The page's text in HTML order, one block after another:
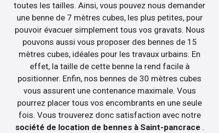
toutes les tailles. Ainsi, vous pouvez nous demander
une benne de 7 mètres cubes, les plus petites, pour
pouvoir évacuer simplement tous vos gravats. Nous
pouvons aussi vous proposer des bennes de 15
mètres cubes, idéales pour les travaux urbains. En
effet, la taille de cette benne la rend facile à
positionner. Enfin, nos bennes de 30 mètres cubes
vous assurent une contenance maximale. Vous
pourrez placer tous vos encombrants en une seule
fois. Vous trouverez donc satisfaction avec notre
société de location de bennes à Saint-pancrace .